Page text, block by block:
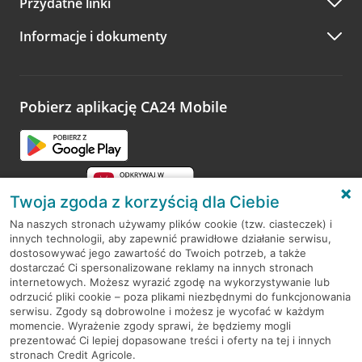
A po wizycie…
Zachęcamy do podzielenia się z nami opinią o wizycie.
opinie.
Informacje i dokumenty
Pobierz aplikację CA24 Mobile
RODO
Regulamin serwisu
Mapa serwisu
PolitykaCookies
Twoja zgoda z korzyścią dla Ciebie
Na naszych stronach używamy plików cookie (tzw. ciasteczek) i
innych technologii, aby zapewnić prawidłowe działanie serwisu,
dostosowywać jego zawartość do Twoich potrzeb, a także
dostarczać Ci spersonalizowane reklamy na innych stronach
internetowych. Możesz wyrazić zgodę na wykorzystywanie lub
odrzucić pliki cookie – poza plikami niezbędnymi do funkcjonowania
serwisu. Zgody są dobrowolne i możesz je wycofać w każdym
momencie. Wyrażenie zgody sprawi, że będziemy mogli
prezentować Ci lepiej dopasowane treści i oferty na tej i innych
stronach Credit Agricole.